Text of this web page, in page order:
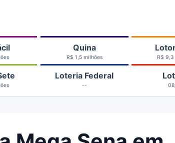
Quina
R$ 1,5 milhões R$ 9,3
Loteria Federal
--